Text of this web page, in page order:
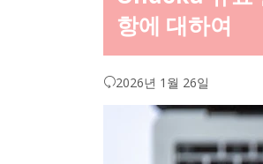
항에 대하여
2026년 1월 26일